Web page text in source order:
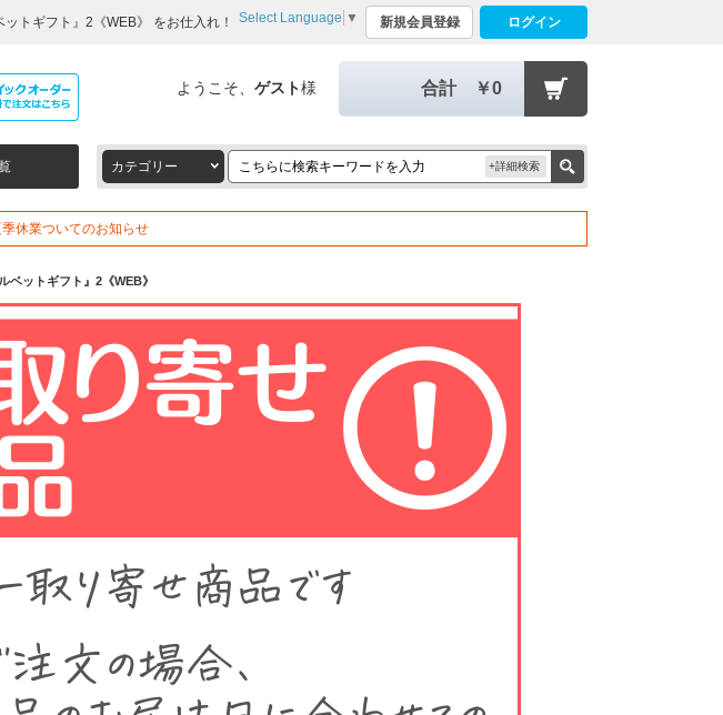
トギフト』2《WEB》 をお仕入れ！ ログイン
新規会員登録
Select Language ▼
ようこそ、 ゲスト様 合計 ￥0
カテゴリー +詳細検索
季休業ついてのお知らせ
ベットギフト』2《WEB》